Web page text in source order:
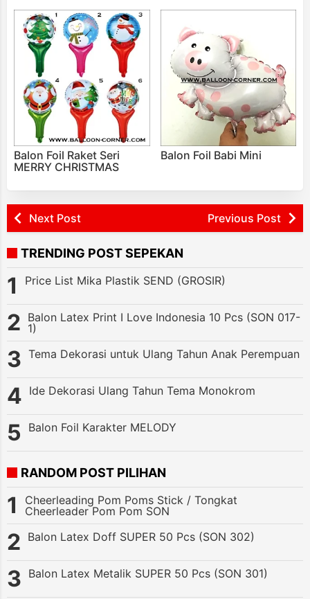
Balon Foil Raket Seri
MERRY CHRISTMAS
Balon Foil Babi Mini
Next Post Previous Post
TRENDING POST SEPEKAN
Price List Mika Plastik SEND (GROSIR)
Balon Latex Print I Love Indonesia 10 Pcs (SON 017-
1)
Tema Dekorasi untuk Ulang Tahun Anak Perempuan
Ide Dekorasi Ulang Tahun Tema Monokrom
Balon Foil Karakter MELODY
RANDOM POST PILIHAN
Cheerleading Pom Poms Stick / Tongkat
Cheerleader Pom Pom SON
Balon Latex Doff SUPER 50 Pcs (SON 302)
Balon Latex Metalik SUPER 50 Pcs (SON 301)